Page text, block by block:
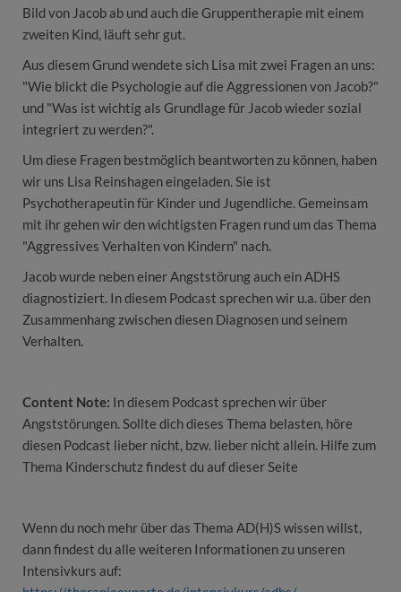
Bild von Jacob ab und auch die Gruppentherapie mit einem
zweiten Kind, läuft sehr gut.
Aus diesem Grund wendete sich Lisa mit zwei Fragen an uns:
"Wie blickt die Psychologie auf die Aggressionen von Jacob?"
und "Was ist wichtig als Grundlage für Jacob wieder sozial
integriert zu werden?".
Um diese Fragen bestmöglich beantworten zu können, haben
wir uns Lisa Reinshagen eingeladen. Sie ist
Psychotherapeutin für Kinder und Jugendliche. Gemeinsam
mit ihr gehen wir den wichtigsten Fragen rund um das Thema
"Aggressives Verhalten von Kindern" nach.
Jacob wurde neben einer Angststörung auch ein ADHS
diagnostiziert. In diesem Podcast sprechen wir u.a. über den
Zusammenhang zwischen diesen Diagnosen und seinem
Verhalten.
Content Note: In diesem Podcast sprechen wir über
Angststörungen. Sollte dich dieses Thema belasten, höre
diesen Podcast lieber nicht, bzw. lieber nicht allein. Hilfe zum
Thema Kinderschutz findest du auf dieser Seite
Wenn du noch mehr über das Thema AD(H)S wissen willst,
dann findest du alle weiteren Informationen zu unseren
Intensivkurs auf: